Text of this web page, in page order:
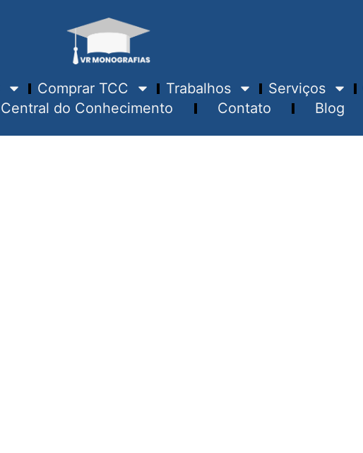
Comprar TCC Trabalhos Serviços
Central do Conhecimento Contato Blog